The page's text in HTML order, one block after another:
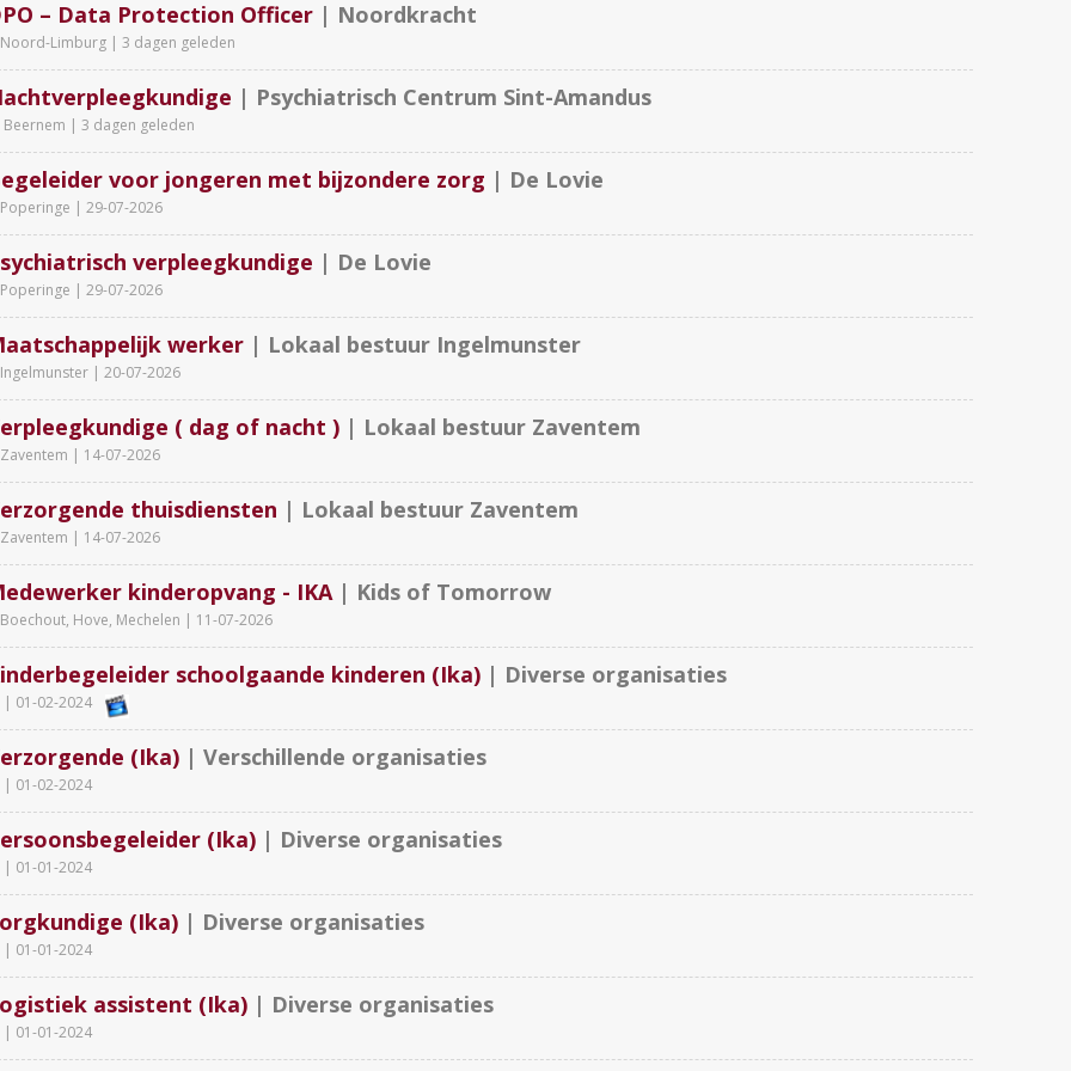
– Data Protection Officer | Noordkracht
Noord-Limburg | 3 dagen geleden
| Psychiatrisch Centrum Sint-Amandus
Beernem | 3 dagen geleden
voor jongeren met bijzondere zorg | De Lovie
Poperinge | 29-07-2026
verpleegkundige | De Lovie
Poperinge | 29-07-2026
werker | Lokaal bestuur Ingelmunster
Ingelmunster | 20-07-2026
( dag of nacht ) | Lokaal bestuur Zaventem
Zaventem | 14-07-2026
thuisdiensten | Lokaal bestuur Zaventem
Zaventem | 14-07-2026
kinderopvang - IKA| Kids of Tomorrow
Boechout, Hove, Mechelen | 11-07-2026
schoolgaande kinderen (Ika) | Diverse organisaties
| 01-02-2024
(Ika) | Verschillende organisaties
| 01-02-2024
(Ika) | Diverse organisaties
| 01-01-2024
(Ika) | Diverse organisaties
| 01-01-2024
assistent (Ika) | Diverse organisaties
| 01-01-2024